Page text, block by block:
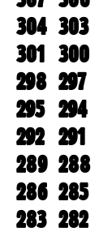
304 303
301 300
298 297
295 294
292 291
289 288
286 285
283 282